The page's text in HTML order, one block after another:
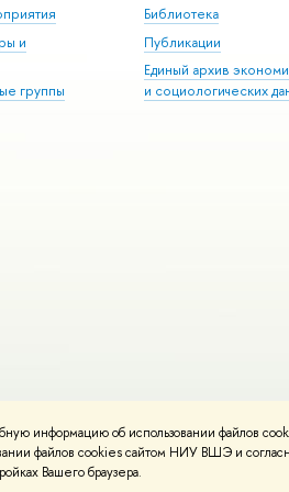
информацию об использовании файлов
файлов cookies сайтом НИУ ВШЭ и
Вашего браузера.
и
группы
Библиотека
Публикации
Единый архив
и социологических
конфиденциальности Карта сайта